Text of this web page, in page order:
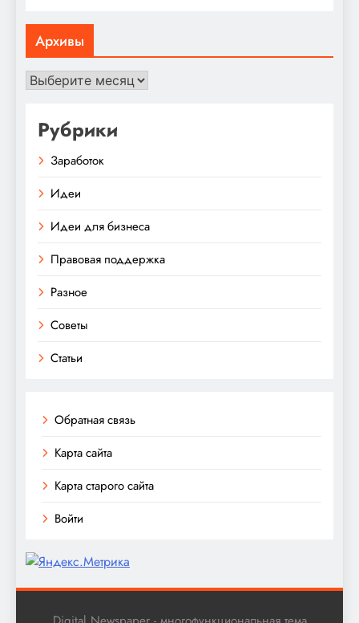
Архивы
Архивы
Рубрики
Заработок
Идеи
Идеи для бизнеса
Правовая поддержка
Разное
Советы
Статьи
Обратная связь
Карта сайта
Карта старого сайта
Войти